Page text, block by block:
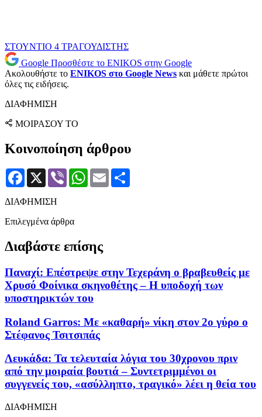
ΣΤΟΥΝΤΙΟ 4 ΤΡΑΓΟΥΔΙΣΤΗΣ
Google Προσθέστε το ENIKOS στην Google
Ακολουθήστε το ENIKOS στο Google News και μάθετε πρώτοι
όλες τις ειδήσεις.
ΔΙΑΦΗΜΙΣΗ
ΜΟΙΡΑΣΟΥ ΤΟ
Κοινοποίηση άρθρου
Facebook
X Viber WhatsApp
Email
ΔΙΑΦΗΜΙΣΗ
Επιλεγμένα άρθρα
Διαβάστε επίσης
Παναχί: Επέστρεψε στην Τεχεράνη ο βραβευθείς με
Χρυσό Φοίνικα σκηνοθέτης – Η υποδοχή των
υποστηρικτών του
Roland Garros: Με «καθαρή» νίκη στον 2ο γύρο ο
Στέφανος Τσιτσιπάς
Λευκάδα: Τα τελευταία λόγια του 30χρονου πριν
από την μοιραία βουτιά – Συντετριμμένοι οι
συγγενείς του, «ασύλληπτο, τραγικό» λέει η θεία του
ΔΙΑΦΗΜΙΣΗ